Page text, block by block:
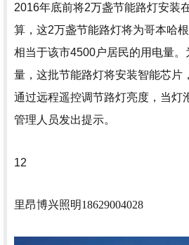
2016年底前将2万盏节能路灯安装
算，这2万盏节能路灯将为哥本哈
相当于该市4500户居民的用电量
量，这批节能路灯将安装智能芯片
通过远程遥控调节路灯亮度，当灯
管理人员发出提示。
12
里昂博兴照明18629004028